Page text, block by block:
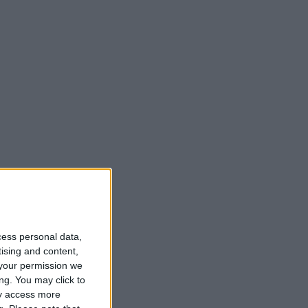
personal data,
and content,
permission we
You may click to
access more